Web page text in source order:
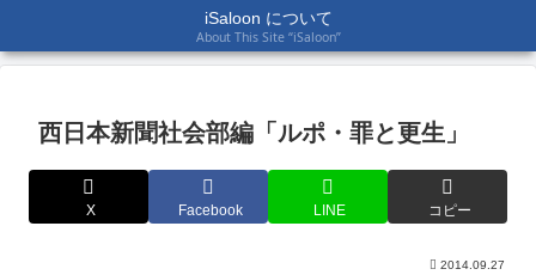
iSaloon について
About This Site “iSaloon”
西日本新聞社会部編「ルポ・罪と更生」
X Facebook LINE コピー
2014.09.27